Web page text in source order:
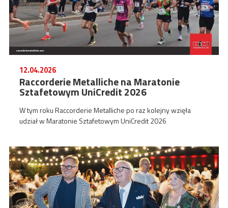
12.04.2026
Raccorderie Metalliche na Maratonie
Sztafetowym UniCredit 2026
W tym roku Raccorderie Metalliche po raz kolejny wzięła
udział w Maratonie Sztafetowym UniCredit 2026